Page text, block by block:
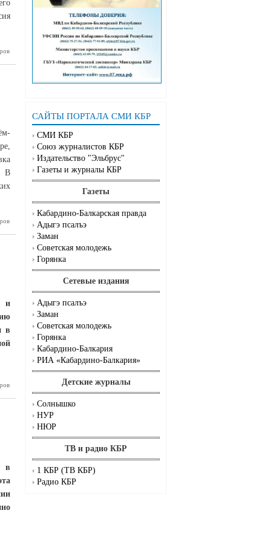
САЙТЫ ПОРТАЛА СМИ КБР
СМИ КБР
Союз журналистов КБР
Издательство "Эльбрус"
Газеты и журналы КБР
Газеты
Кабардино-Балкарская правда
Адыгэ псалъэ
Заман
Советская молодежь
Горянка
Сетевые издания
Адыгэ псалъэ
Заман
Советская молодежь
Горянка
Кабардино-Балкария
РИА «Кабардино-Балкария»
Детские журналы
Солнышко
НУР
НЮР
ТВ и радио КБР
1 КБР (ТВ КБР)
Радио КБР
нас
В
и
в
с
в